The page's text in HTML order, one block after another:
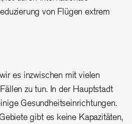
von Flügen extrem
es inzwischen mit vielen
zu tun. In der Hauptstadt
Gesundheitseinrichtungen.
gibt es keine Kapazitäten,